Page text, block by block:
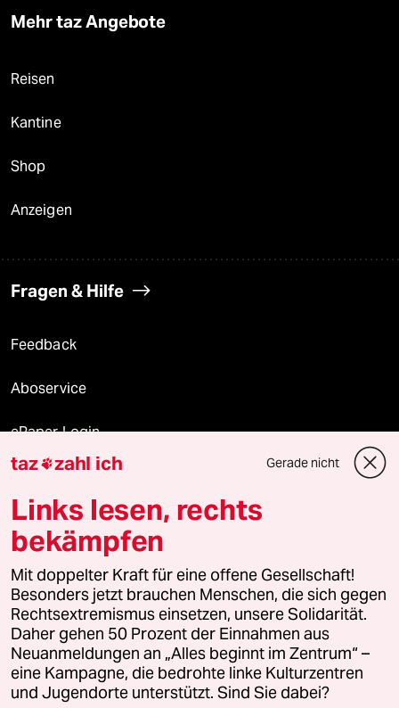
Mehr taz Angebote
Reisen
Kantine
Shop
Anzeigen
Fragen & Hilfe
Feedback
Aboservice
ePaper Login
Downloads für Abonnierende
© 2026 taz Verlags und Vertriebs GmbH
Alle Rechte vorbehalten. Bei rechtlichen Fragen oder für Genehmigungen
wenden Sie sich bitte an
lizenzen@taz.de
Feedback Redaktionsstatut Kommune-Richtlinien
Leitlinie Informant Datenschutz Impressum AGB
taz zahl ich Gerade nicht
Links lesen, rechts
bekämpfen
Mit doppelter Kraft für eine offene Gesellschaft!
Besonders jetzt brauchen Menschen, die sich gegen
Rechtsextremismus einsetzen, unsere Solidarität.
Daher gehen 50 Prozent der Einnahmen aus
Neuanmeldungen an „Alles beginnt im Zentrum“ –
eine Kampagne, die bedrohte linke Kulturzentren
und Jugendorte unterstützt. Sind Sie dabei?